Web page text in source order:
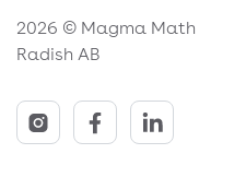
2026 © Magma Math
Radish AB